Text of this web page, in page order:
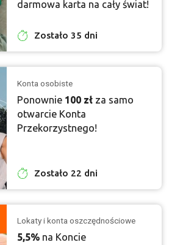
darmowa karta na cały świat!
Zostało 35 dni
Konta osobiste
Ponownie 100 zł za samo
otwarcie Konta
Przekorzystnego!
Zostało 22 dni
Lokaty i konta oszczędnościowe
5,5% na Koncie